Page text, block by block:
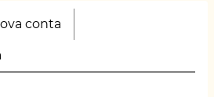
conta
ativa)